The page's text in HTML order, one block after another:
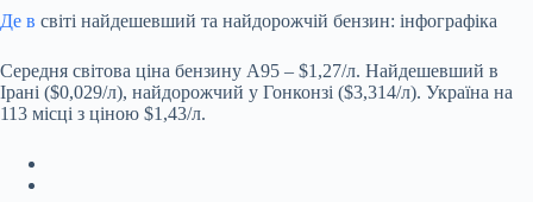
Де в світі найдешевший та найдорожчій бензин: інфографіка
Середня світова ціна бензину А95 – $1,27/л. Найдешевший в
Ірані ($0,029/л), найдорожчий у Гонконзі ($3,314/л). Україна на
113 місці з ціною $1,43/л.